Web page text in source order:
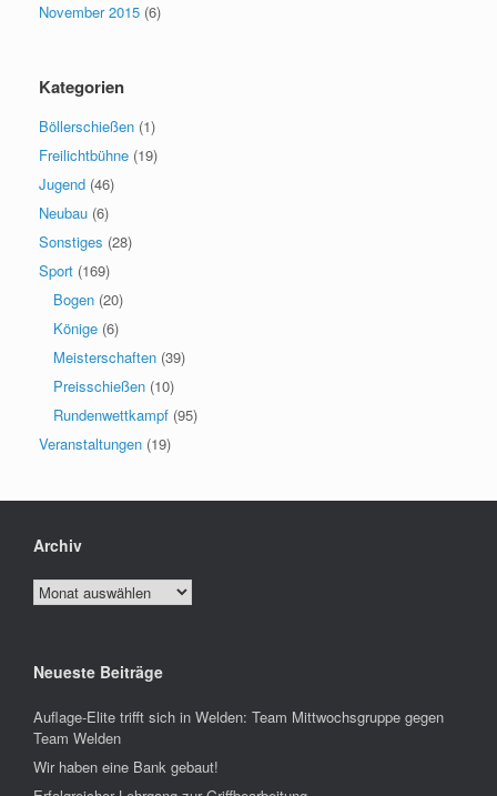
November 2015 (6)
Kategorien
Böllerschießen (1)
Freilichtbühne (19)
Jugend (46)
Neubau (6)
Sonstiges (28)
Sport (169)
Bogen (20)
Könige (6)
Meisterschaften (39)
Preisschießen (10)
Rundenwettkampf (95)
Veranstaltungen (19)
Archiv
Archiv
Neueste Beiträge
Auflage-Elite trifft sich in Welden: Team Mittwochsgruppe gegen
Team Welden
Wir haben eine Bank gebaut!